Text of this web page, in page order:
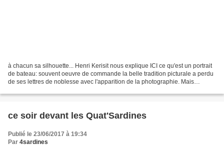
à chacun sa silhouette... Henri Kerisit nous explique ICI ce qu'est un portrait
de bateau: souvent oeuvre de commande la belle tradition picturale a perdu
de ses lettres de noblesse avec l'apparition de la photographie. Mais
ce soir devant les Quat'Sardines
Publié le 23/06/2017 à 19:34
Par 4sardines